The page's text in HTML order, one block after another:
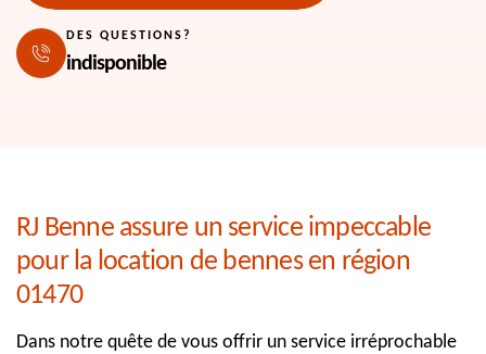
DES QUESTIONS?
indisponible
RJ Benne assure un service impeccable
pour la location de bennes en région
01470
Dans notre quête de vous offrir un service irréprochable